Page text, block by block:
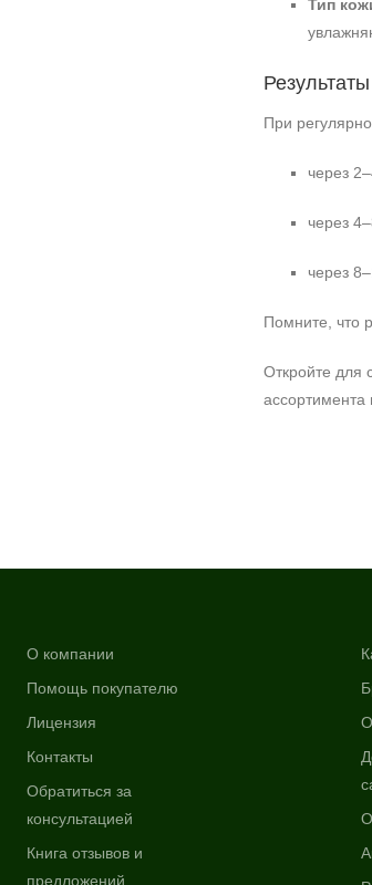
Тип
При
через
через
через
Помните, что
Откройте для
ассортимента
О компании
Помощь покупателю
Лицензия
Контакты
Обратиться за
консультацией
Книга отзывов и
предложений